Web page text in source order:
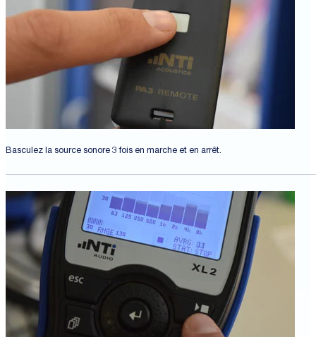
Basculez la source sonore 3 fois en marche et en arrêt.